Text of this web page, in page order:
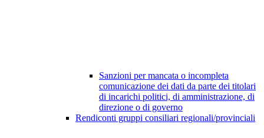
Sanzioni per mancata o incompleta
comunicazione dei dati da parte dei titolari
di incarichi politici, di amministrazione, di
direzione o di governo
Rendiconti gruppi consiliari regionali/provinciali